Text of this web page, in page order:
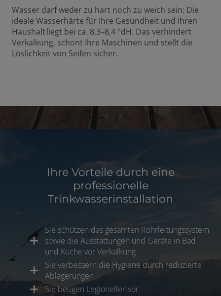
Wasser darf weder zu hart noch zu weich sein: Die
ideale Wasserhärte für Ihre Gesundheit und Ihren
Haushalt liegt bei ca. 8,3–8,4 °dH. Das verhindert
Verkalkung, schont Ihre Maschinen und stellt die
Löslichkeit von Seifen sicher.
Ihre Vorteile durch eine
professionelle
Trinkwasserinstallation
Sie schützen das gesamten Rohrleitungssystem
sowie die Ausstattungen und Geräte in Bad
und Küche vor Verkalkung
Sie verbessern die Hygiene durch reduzierte
Ablagerungen
Sie beugen Legionellen vor